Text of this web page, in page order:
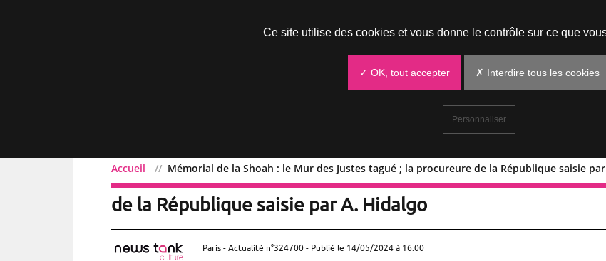
Accueil Mémorial de la Shoah : le Mur des Justes tagué ; la procureure de la République saisie
Mémorial de la Shoah : le Mur des Justes tagué ; la
de la République saisie par A. Hidalgo
Paris - Actualité n°324700 - Publié le 14/05/2024 à 16:00
Ce site utilise des cookies et vous donne le contrôle sur ce que
✓ OK, tout accepter ✗ Interdire tous les cookies
Personnaliser